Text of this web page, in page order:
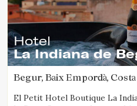
Hotel
La Indiana de
Begur, Baix Empordà, Costa
El Petit Hotel Boutique La
Estas cookies son utilizadas
sobre las preferencias y
a través de la observación
navegación. Gracias a ellas,
de navegación en el sitio web
relacionada con el perfil de